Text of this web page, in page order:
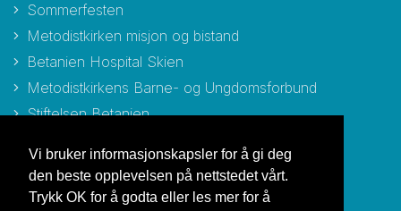
Vi bruker informasjonskapsler for å gi deg
den beste opplevelsen på nettstedet vårt.
Trykk OK for å godta eller les mer for å
Sommerfesten
Metodistkirken misjon og bistand
Betanien Hospital Skien
Metodistkirkens Barne- og Ungdomsforbund
Stiftelsen Betanien